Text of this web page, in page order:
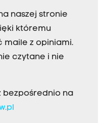
naszej stronie
któremu
maile z opiniami.
czytane i nie
bezpośrednio na